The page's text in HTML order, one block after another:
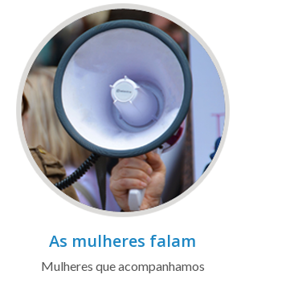
As mulheres falam
Mulheres que acompanhamos